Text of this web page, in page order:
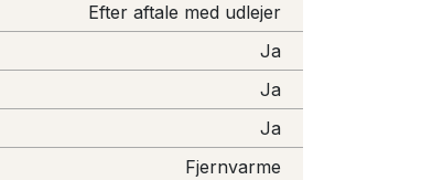
Efter aftale med udlejer
Ja
Ja
Ja
Fjernvarme